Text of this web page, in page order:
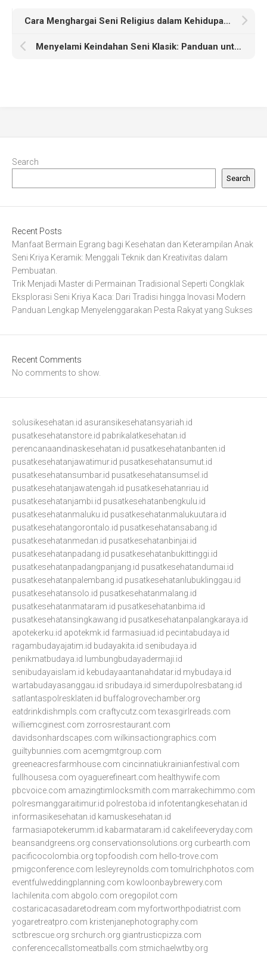
Cara Menghargai Seni Religius dalam Kehidupan Sehari-hari
Menyelami Keindahan Seni Klasik: Panduan untuk Pemula
Search
Search
Recent Posts
Manfaat Bermain Egrang bagi Kesehatan dan Keterampilan Anak
Seni Kriya Keramik: Menggali Teknik dan Kreativitas dalam
Pembuatan.
Trik Menjadi Master di Permainan Tradisional Seperti Congklak
Eksplorasi Seni Kriya Kaca: Dari Tradisi hingga Inovasi Modern
Panduan Lengkap Menyelenggarakan Pesta Rakyat yang Sukses
Recent Comments
No comments to show.
solusikesehatan.id asuransikesehatansyariah.id
pusatkesehatanstore.id pabrikalatkesehatan.id
perencanaandinaskesehatan.id pusatkesehatanbanten.id
pusatkesehatanjawatimur.id pusatkesehatansumut.id
pusatkesehatansumbar.id pusatkesehatansumsel.id
pusatkesehatanjawatengah.id pusatkesehatanriau.id
pusatkesehatanjambi.id pusatkesehatanbengkulu.id
pusatkesehatanmaluku.id pusatkesehatanmalukuutara.id
pusatkesehatangorontalo.id pusatkesehatansabang.id
pusatkesehatanmedan.id pusatkesehatanbinjai.id
pusatkesehatanpadang.id pusatkesehatanbukittinggi.id
pusatkesehatanpadangpanjang.id pusatkesehatandumai.id
pusatkesehatanpalembang.id pusatkesehatanlubuklinggau.id
pusatkesehatansolo.id pusatkesehatanmalang.id
pusatkesehatanmataram.id pusatkesehatanbima.id
pusatkesehatansingkawang.id pusatkesehatanpalangkaraya.id
apotekerku.id apotekmk.id farmasiuad.id pecintabudaya.id
ragambudayajatim.id budayakita.id senibudaya.id
penikmatbudaya.id lumbungbudayadermaji.id
senibudayaislam.id kebudayaantanahdatar.id mybudaya.id
wartabudayasanggau.id sribudaya.id simerdupolresbatang.id
satlantaspolresklaten.id buffalogrovechamber.org
eatdrinkdishmpls.com craftycutz.com texasgirlreads.com
williemcginest.com zorrosrestaurant.com
davidsonhardscapes.com wilkinsactiongraphics.com
guiltybunnies.com acemgmtgroup.com
greeneacresfarmhouse.com cincinnatiukrainianfestival.com
fullhousesa.com oyaguerefineart.com healthywife.com
pbcvoice.com amazingtimlocksmith.com marrakechimmo.com
polresmanggaraitimur.id polrestoba.id infotentangkesehatan.id
informasikesehatan.id kamuskesehatan.id
farmasiapotekerumm.id kabarmataram.id cakelifeeveryday.com
beansandgreens.org conservationsolutions.org curbearth.com
pacificocolombia.org topfoodish.com hello-trove.com
pmigconference.com lesleyreynolds.com tomulrichphotos.com
eventfulweddingplanning.com kowloonbaybrewery.com
lachilenita.com abgolo.com oregopilot.com
costaricacasadaretodream.com myfortworthpodiatrist.com
yogaretreatpro.com kristenjanephotography.com
sctbrescue.org srchurch.org giantrusticpizza.com
conferencecallstomeatballs.com stmichaelwtby.org